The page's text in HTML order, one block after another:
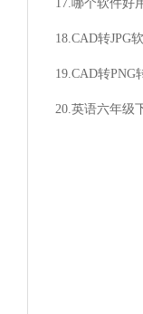
17.哪个软件好